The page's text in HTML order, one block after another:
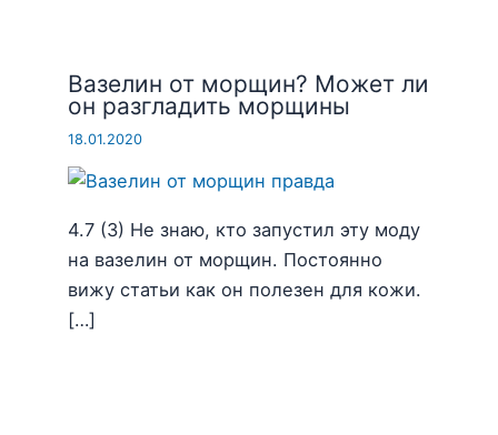
Вазелин от морщин? Может ли
он разгладить морщины
18.01.2020
4.7 (3) Не знаю, кто запустил эту моду
на вазелин от морщин. Постоянно
вижу статьи как он полезен для кожи.
[…]